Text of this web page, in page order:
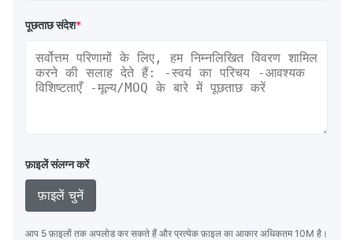
पूछताछ संदेश*
फ़ाइलें संलग्न करें
फ़ाइलें चुनें
आप 5 फ़ाइलों तक अपलोड कर सकते हैं और प्रत्येक फ़ाइल का आकार अधिकतम 10M है।